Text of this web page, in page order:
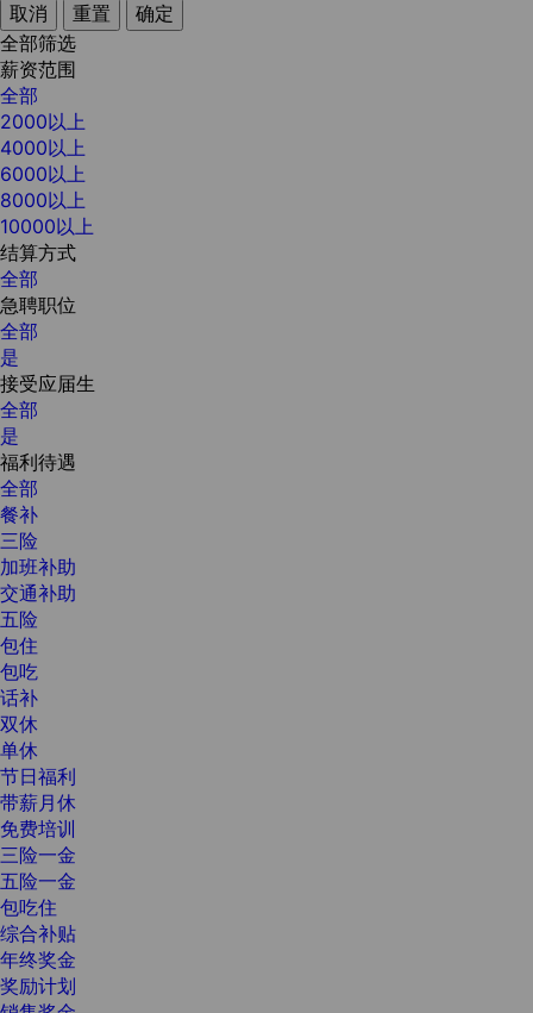
取消 重置
确定
全部筛选
薪资范围
全部
2000以上
4000以上
6000以上
8000以上
10000以上
结算方式
全部
急聘职位
全部
是
接受应届生
全部
是
福利待遇
全部
餐补
三险
加班补助
交通补助
五险
包住
包吃
话补
双休
单休
节日福利
带薪月休
免费培训
三险一金
五险一金
包吃住
综合补贴
年终奖金
奖励计划